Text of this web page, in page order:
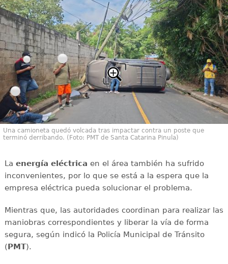
Una camioneta quedó volcada tras impactar contra un poste que
terminó derribando. (Foto: PMT de Santa Catarina Pinula)
La energía eléctrica en el área también ha sufrido
inconvenientes, por lo que se está a la espera que la
empresa eléctrica pueda solucionar el problema.
Mientras que, las autoridades coordinan para realizar las
maniobras correspondientes y liberar la vía de forma
segura, según indicó la Policía Municipal de Tránsito
(PMT).